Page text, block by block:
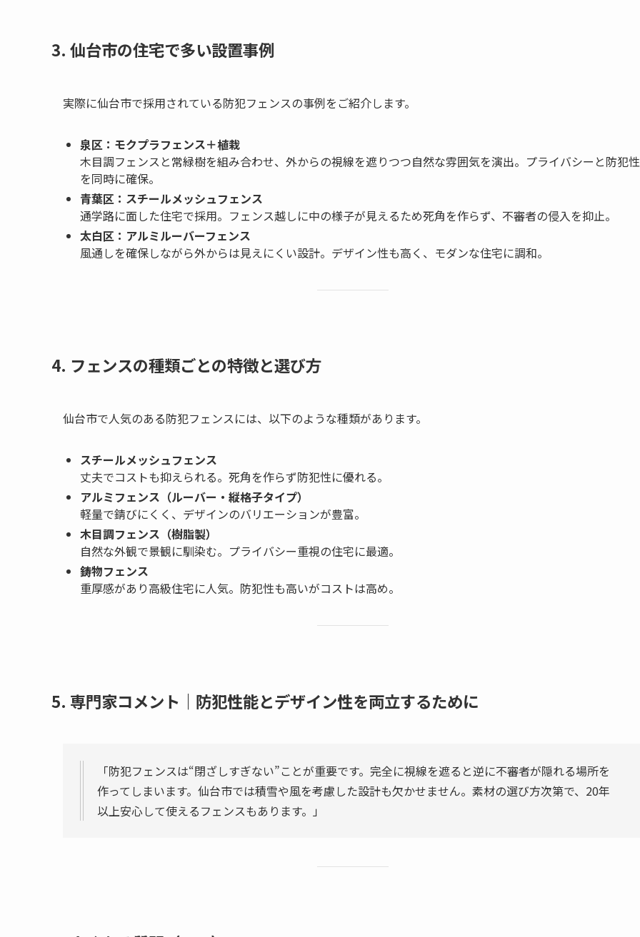
3. 仙台市の住宅で多い設置事例
実際に仙台市で採用されている防犯フェンスの事例をご紹介します。
泉区：モクプラフェンス＋植栽
木目調フェンスと常緑樹を組み合わせ、外からの視線を遮りつつ自然な雰囲気を演出。プライバシーと防犯性
を同時に確保。
青葉区：スチールメッシュフェンス
通学路に面した住宅で採用。フェンス越しに中の様子が見えるため死角を作らず、不審者の侵入を抑止。
太白区：アルミルーバーフェンス
風通しを確保しながら外からは見えにくい設計。デザイン性も高く、モダンな住宅に調和。
4. フェンスの種類ごとの特徴と選び方
仙台市で人気のある防犯フェンスには、以下のような種類があります。
スチールメッシュフェンス
丈夫でコストも抑えられる。死角を作らず防犯性に優れる。
アルミフェンス（ルーバー・縦格子タイプ）
軽量で錆びにくく、デザインのバリエーションが豊富。
木目調フェンス（樹脂製）
自然な外観で景観に馴染む。プライバシー重視の住宅に最適。
鋳物フェンス
重厚感があり高級住宅に人気。防犯性も高いがコストは高め。
5. 専門家コメント｜防犯性能とデザイン性を両立するために
「防犯フェンスは“閉ざしすぎない”ことが重要です。完全に視線を遮ると逆に不審者が隠れる場所を
作ってしまいます。仙台市では積雪や風を考慮した設計も欠かせません。素材の選び方次第で、20年
以上安心して使えるフェンスもあります。」